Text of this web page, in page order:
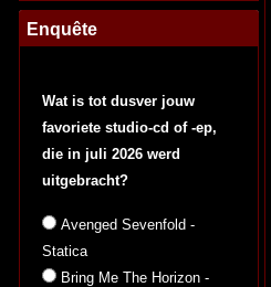
Enquête
Wat is tot dusver jouw
favoriete studio-cd of -ep,
die in juli 2026 werd
uitgebracht?
Avenged Sevenfold -
Statica
Bring Me The Horizon -